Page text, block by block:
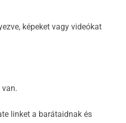
képeket vagy videókat
linket a barátaidnak és